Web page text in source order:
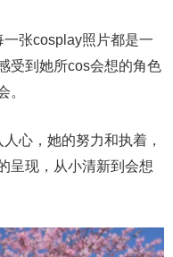
张cosplay照片都是一
受到她所cos会想的角色
。
心，她的努力和执着，
呈现，从小清新到会想